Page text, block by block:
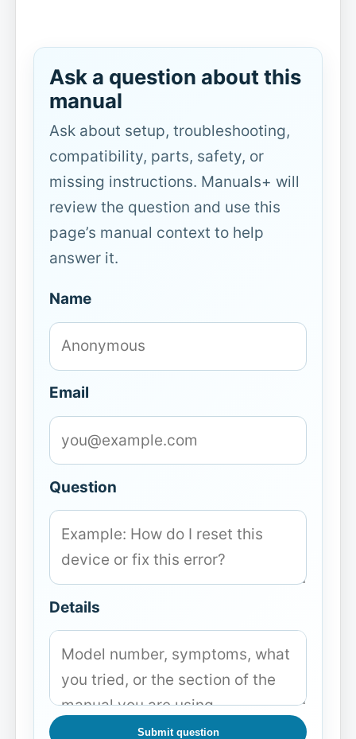
Ask a question about this
manual
Ask about setup, troubleshooting,
compatibility, parts, safety, or
missing instructions. Manuals+ will
review the question and use this
page’s manual context to help
answer it.
Name
Email
Question
Details
Submit question